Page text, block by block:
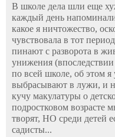
В школе дела шли еще
каждый день
какое я ничтожество,
чувствовала в тот
пинают с разворота в
унижения
по всей школе, об этом
выбрасывают в лужи, и
кучу макулатуры о
подростковом возрасте
творят, НО среди детей
садисты...